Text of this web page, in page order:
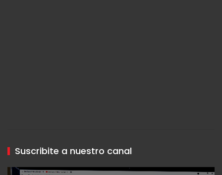
Suscribite a nuestro canal